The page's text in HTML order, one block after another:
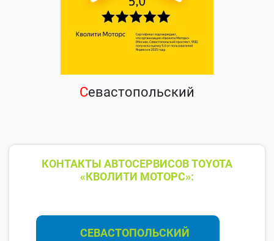
Севастопольский
КОНТАКТЫ АВТОСЕРВИСОВ TOYOTA
«КВОЛИТИ МОТОРС»:
СЕВАСТОПОЛЬСКИЙ